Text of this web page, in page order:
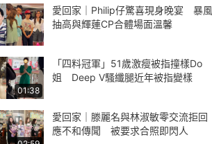
愛回家｜Philip仔驚喜現身晚宴 暴風
抽高與輝蓮CP合體場面溫馨
01:38
「四料冠軍」51歲激瘦被指撞樣Do
姐 Deep V騷纖腿近年被指變樣
愛回家｜滕麗名與林淑敏零交流拒回
應不和傳聞 被要求合照即閃人